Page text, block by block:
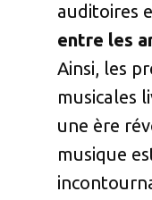
auditoires
entre les
Ainsi, les
musicales
une ère
musique